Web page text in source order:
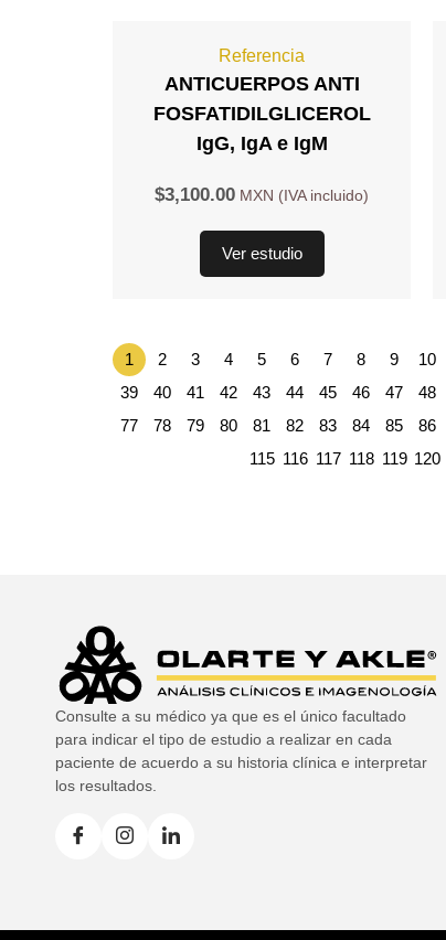
Referencia
ANTICUERPOS ANTI
FOSFATIDILGLICEROL
IgG, IgA e IgM
$3,100.00
Ver estudio
1 2 3 4 5 6 7 8 9 10
39
40 41 42 43 44 45 46 47 48
77
78 79 80 81 82 83 84 85 86
115 116 117 118 119 120
Consulte a su médico ya que es el único facultado
para indicar el tipo de estudio a realizar en cada
paciente de acuerdo a su historia clínica e interpretar
los resultados.